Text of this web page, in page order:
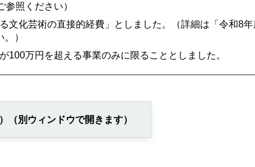
参照ください）
文化芸術の直接的経費」としました。（詳細は「令和8
）
万円を超える事業のみに限ることとしました。
別ウィンドウで開きます）